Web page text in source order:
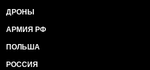
террористической Курдская
которое поддерживают
мировые игроки, в том
ДРОНЫ
АРМИЯ РФ
ПОЛЬША
РОССИЯ